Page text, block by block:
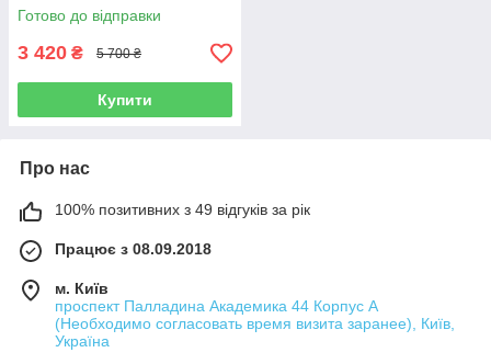
Готово до відправки
3 420 ₴ 5 700 ₴
Купити
Про нас
100% позитивних з 49 відгуків за рік
Працює з 08.09.2018
м. Київ
проспект Палладина Академика 44 Корпус А
(Необходимо согласовать время визита заранее), Київ,
Україна